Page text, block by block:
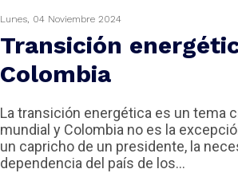
Lunes, 04 Noviembre 2024
Transición
Colombia
La transición energética es un tema
mundial y Colombia no es la
un capricho de un presidente, la
dependencia del país de los...